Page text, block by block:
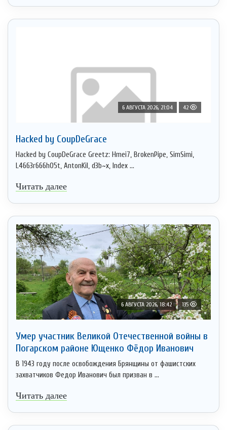
6 АВГУСТА 2026, 21:04 42
Hacked by CoupDeGrace
Hacked by CoupDeGrace Greetz: Hmei7, BrokenPipe, SimSimi,
L4663r666h05t, AntonKil, d3b~x, Index ...
Читать далее
6 АВГУСТА 2026, 18:42 135
Умер участник Великой Отечественной войны в
Погарском районе Ющенко Фёдор Иванович
В 1943 году после освобождения Брянщины от фашистских
захватчиков Федор Иванович был призван в ...
Читать далее